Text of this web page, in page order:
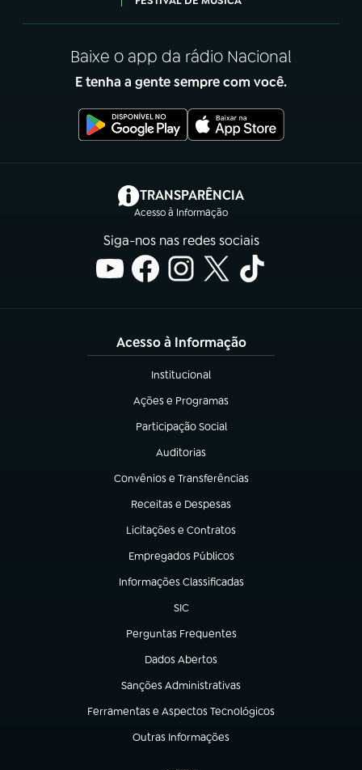
Baixe o app da rádio Nacional
E tenha a gente sempre com você.
TRANSPARÊNCIA
Acesso à Informação
(abre em nova aba)
Siga-nos nas redes sociais
Acesso à Informação
Institucional
(abre em nova aba)
Ações e Programas
(abre em nova aba)
Participação Social
(abre em nova aba)
Auditorias
(abre em nova aba)
Convênios e Transferências
(abre em nova aba)
Receitas e Despesas
(abre em nova aba)
Licitações e Contratos
(abre em nova aba)
Empregados Públicos
(abre em nova aba)
Informações Classificadas
(abre em nova aba)
SIC
(abre em nova aba)
Perguntas Frequentes
(abre em nova aba)
Dados Abertos
(abre em nova aba)
Sanções Administrativas
(abre em nova aba)
Ferramentas e Aspectos Tecnológicos
(abre em nova aba)
Outras Informações
(abre em nova aba)